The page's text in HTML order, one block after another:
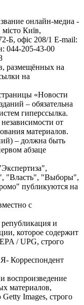
онлайн-медиа -
Київ,
офіс 208/1 E-mail:
044-205-43-00
размещённых на
на
«Новости
– обязательна
гиперссылка.
от
материалов.
– должна быть
абзаце
"Власть", "Выборы",
публикуются на
с
и
которое содержит
/ UPG, строго
Корреспондент
воспроизведение
материалов,
Images, строго